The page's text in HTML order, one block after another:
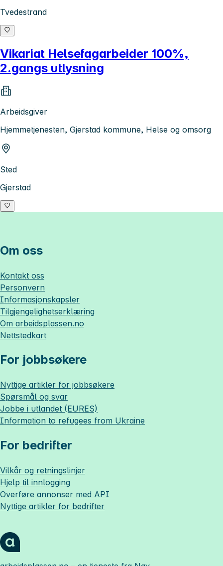
Tvedestrand
Vikariat Helsefagarbeider 100%,
2.gangs utlysning
Arbeidsgiver
Hjemmetjenesten, Gjerstad kommune, Helse og omsorg
Sted
Gjerstad
Om oss
Kontakt oss
Personvern
Informasjonskapsler
Tilgjengelighetserklæring
Om arbeidsplassen.no
Nettstedkart
For jobbsøkere
Nyttige artikler for jobbsøkere
Spørsmål og svar
Jobbe i utlandet (EURES)
Information to refugees from Ukraine
For bedrifter
Vilkår og retningslinjer
Hjelp til innlogging
Overføre annonser med API
Nyttige artikler for bedrifter